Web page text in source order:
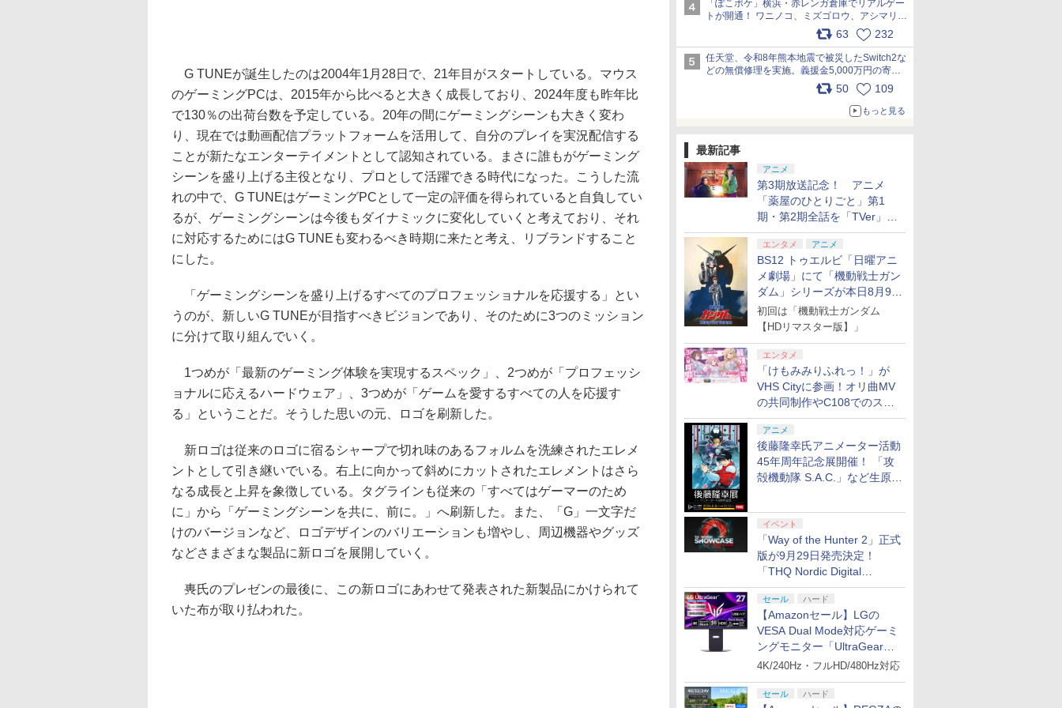
「ぽこポケ」横浜・赤レンガ倉庫でリアルゲー
トが開通！ ワニノコ、ミズゴロウ、アシマリ登
場シーンをレポート pic.x.com/LDgEByVl6D
63 232
任天堂、令和8年熊本地震で被災したSwitch2な
どの無償修理を実施。義援金5,000万円の寄付
も発表 pic.x.com/BAYsMfUfUC
50 109
もっと見る
最新記事
アニメ
第3期放送記念！ アニメ
「薬屋のひとりごと」第1
期・第2期全話を「TVer」に
て期間限定で順次無料配信開
始エンタメ アニメ
BS12 トゥエルビ「日曜アニ
メ劇場」にて「機動戦士ガン
ダム」シリーズが本日8月9日
から8週連続で放送
初回は「機動戦士ガンダム
【HDリマスター版】」
エンタメ
「けもみみりふれっ！」が
VHS Cityに参画！オリ曲MV
の共同制作やC108でのスペ
シャルコラボ広告を掲出
アニメ
後藤隆幸氏アニメーター活動
45年周年記念展開催！ 「攻
殻機動隊 S.A.C.」など生原
イベント
「Way of the Hunter 2」正式
版が9月29日発売決定！
「THQ Nordic Digital
Showcase 2026」まとめ
セール ハード
【Amazonセール】LGの
VESA Dual Mode対応ゲーミ
ングモニター「UltraGear
27G850A-B」がお買い得！
4K/240Hz・フルHD/480Hz対応
セール ハード
G TUNEが誕生したのは2004年1月28日で、21年目がスタートしている。マウス
のゲーミングPCは、2015年から比べると大きく成長しており、2024年度も昨年比
で130％の出荷台数を予定している。20年の間にゲーミングシーンも大きく変わ
り、現在では動画配信プラットフォームを活用して、自分のプレイを実況配信する
ことが新たなエンターテイメントとして認知されている。まさに誰もがゲーミング
シーンを盛り上げる主役となり、プロとして活躍できる時代になった。こうした流
れの中で、G TUNEはゲーミングPCとして一定の評価を得られていると自負してい
るが、ゲーミングシーンは今後もダイナミックに変化していくと考えており、それ
に対応するためにはG TUNEも変わるべき時期に来たと考え、リブランドすること
にした。
「ゲーミングシーンを盛り上げるすべてのプロフェッショナルを応援する」とい
うのが、新しいG TUNEが目指すべきビジョンであり、そのために3つのミッション
に分けて取り組んでいく。
1つめが「最新のゲーミング体験を実現するスペック」、2つめが「プロフェッシ
ョナルに応えるハードウェア」、3つめが「ゲームを愛するすべての人を応援す
る」ということだ。そうした思いの元、ロゴを刷新した。
新ロゴは従来のロゴに宿るシャープで切れ味のあるフォルムを洗練されたエレメ
ントとして引き継いでいる。右上に向かって斜めにカットされたエレメントはさら
なる成長と上昇を象徴している。タグラインも従来の「すべてはゲーマーのため
に」から「ゲーミングシーンを共に、前に。」へ刷新した。また、「G」一文字だ
けのバージョンなど、ロゴデザインのバリエーションも増やし、周辺機器やグッズ
などさまざまな製品に新ロゴを展開していく。
軣氏のプレゼンの最後に、この新ロゴにあわせて発表された新製品にかけられて
いた布が取り払われた。